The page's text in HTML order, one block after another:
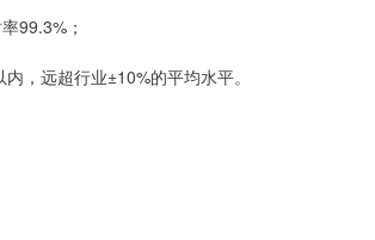
99.3%；
，远超行业±10%的平均水平。